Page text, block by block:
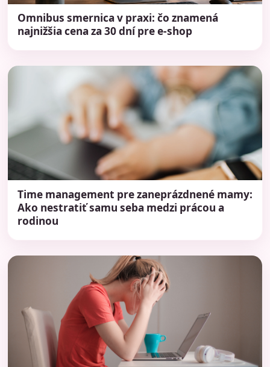
Omnibus smernica v praxi: čo znamená
najnižšia cena za 30 dní pre e-shop
Time management pre zaneprázdnené mamy:
Ako nestratiť samu seba medzi prácou a
rodinou